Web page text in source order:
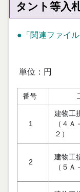
タント等入
● 「関連ファイル
単位：円
番号 工
1
建物工
（４Ａ
２）
2
建物工
（５Ａ